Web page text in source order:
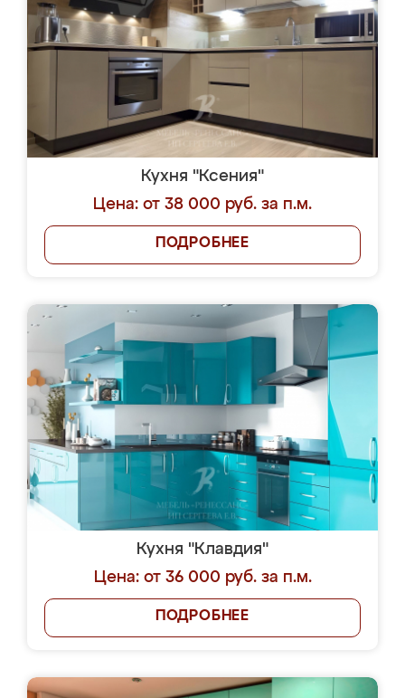
Кухня "Ксения"
Цена: от 38 000 руб. за п.м.
ПОДРОБНЕЕ
Кухня "Клавдия"
Цена: от 36 000 руб. за п.м.
ПОДРОБНЕЕ